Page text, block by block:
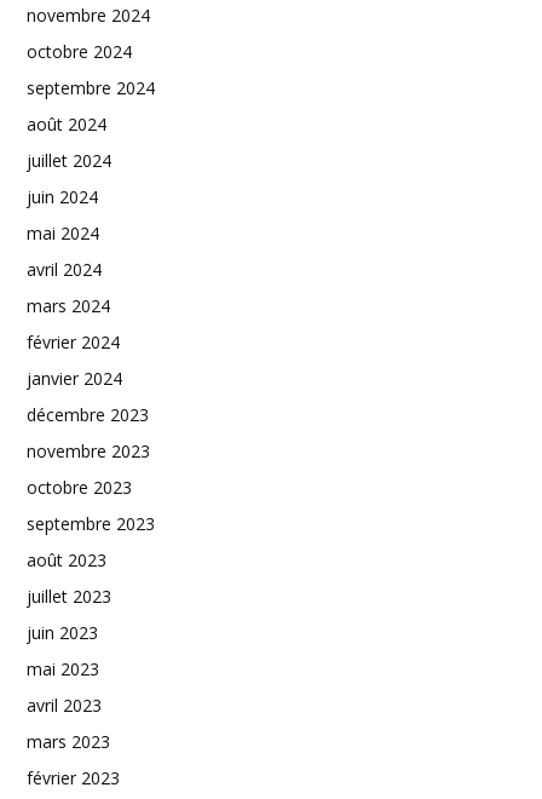
novembre 2024
octobre 2024
septembre 2024
août 2024
juillet 2024
juin 2024
mai 2024
avril 2024
mars 2024
février 2024
janvier 2024
décembre 2023
novembre 2023
octobre 2023
septembre 2023
août 2023
juillet 2023
juin 2023
mai 2023
avril 2023
mars 2023
février 2023